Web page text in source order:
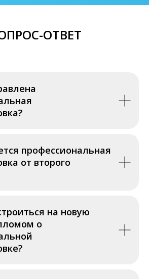
ОТВЕТ
профессиональная
от второго
на новую
о